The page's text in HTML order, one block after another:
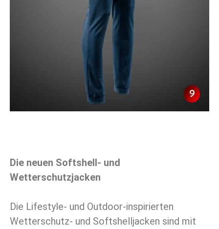
Die neuen Softshell- und
Wetterschutzjacken
Die Lifestyle- und Outdoor-inspirierten
Wetterschutz- und Softshelljacken sind mit